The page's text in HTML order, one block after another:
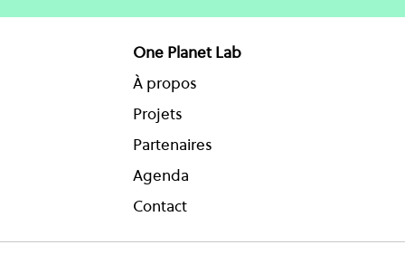
One Planet Lab
À propos
Projets
Partenaires
Agenda
Contact